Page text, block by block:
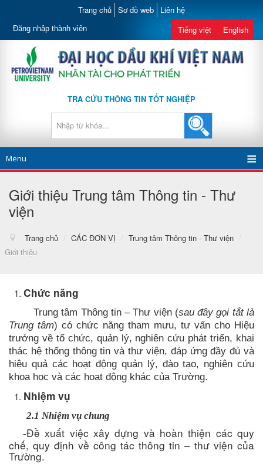
Trang chủ Sơ đồ web Liên hệ
Đăng nhập thành viên Tiếng việt English
TRA CỨU THÔNG TIN TỐT NGHIỆP
Menu
Giới thiệu Trung tâm Thông tin - Thư
viện
Trang chủ / CÁC ĐƠN VỊ / Trung tâm Thông tin - Thư viện
/
Giới thiệu
Chức năng
Trung tâm Thông tin – Thư viện (sau đây gọi tắt là
Trung tâm) có chức năng tham mưu, tư vấn cho Hiệu
trưởng về tổ chức, quản lý, nghiên cứu phát triển, khai
thác hệ thống thông tin và thư viện, đáp ứng đầy đủ và
hiệu quả các hoạt động quản lý, đào tạo, nghiên cứu
khoa học và các hoạt động khác của Trường.
Nhiệm vụ
2.1 Nhiệm vụ chung
-Đề xuất việc xây dựng và hoàn thiện các quy
chế, quy định về công tác thông tin – thư viện của
Trường.